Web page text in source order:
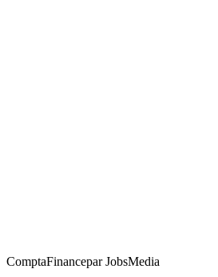
ComptaFinancepar JobsMedia